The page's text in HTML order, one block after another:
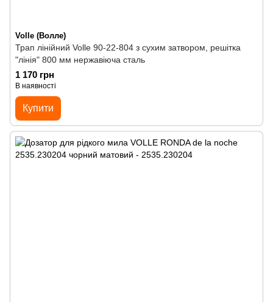
Volle (Волле)
Трап лінійний Volle 90-22-804 з сухим затвором, решітка
"лінія" 800 мм нержавіюча сталь
1 170 грн
В наявності
Купити